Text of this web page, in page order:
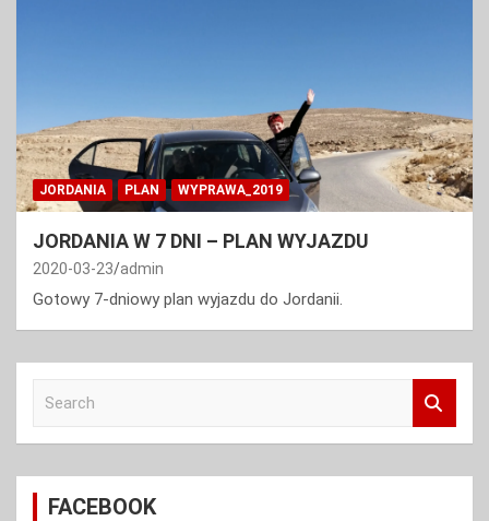
JORDANIA PLAN WYPRAWA_2019
JORDANIA W 7 DNI – PLAN WYJAZDU
2020-03-23 admin
Gotowy 7-dniowy plan wyjazdu do Jordanii.
c
FACEBOOK